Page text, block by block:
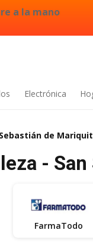
a la mano
Electrónica
de
-
FarmaTodo